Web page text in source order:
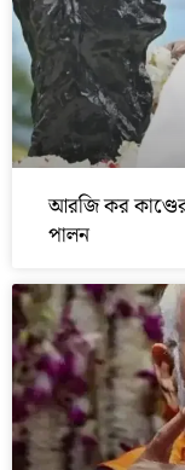
আরজি কর
পালন